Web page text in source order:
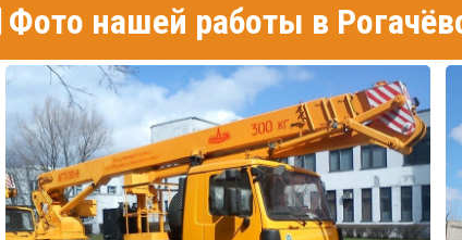
Фото нашей работы в